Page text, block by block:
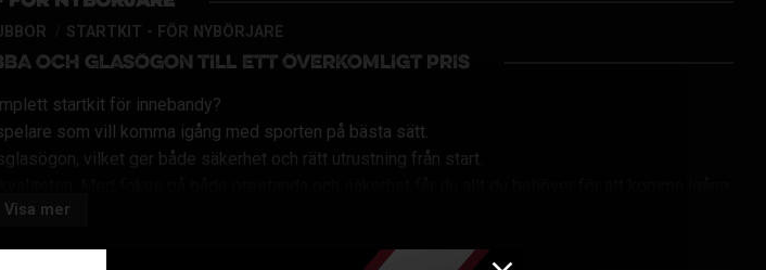
STARTKIT - FÖR NYBÖRJARE
OCH GLASÖGON TILL ETT ÖVERKOMLIGT PRIS
startkit för innebandy?
som vill komma igång med sporten på bästa sätt.
vilket ger både säkerhet och rätt utrustning från start.
ett överkomligt pris.
Visa mer